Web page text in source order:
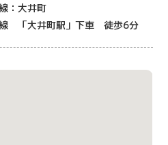
：大井町
「大井町駅」下車 徒歩6分